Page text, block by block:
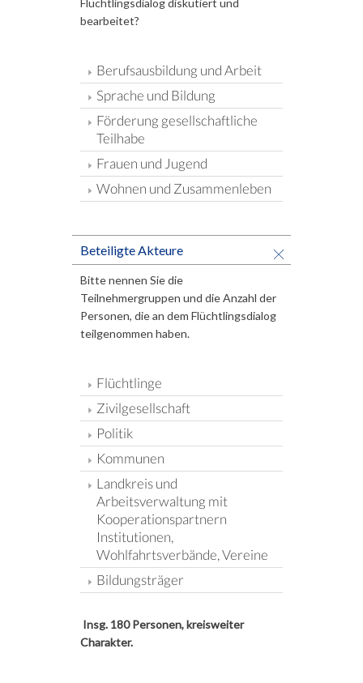
Flüchtlingsdialog diskutiert und
bearbeitet?
Berufsausbildung und Arbeit
Sprache und Bildung
Förderung gesellschaftliche
Teilhabe
Frauen und Jugend
Wohnen und Zusammenleben
Beteiligte Akteure
Bitte nennen Sie die
Teilnehmergruppen und die Anzahl der
Personen, die an dem Flüchtlingsdialog
teilgenommen haben.
Flüchtlinge
Zivilgesellschaft
Politik
Kommunen
Landkreis und
Arbeitsverwaltung mit
Kooperationspartnern
Institutionen,
Wohlfahrtsverbände, Vereine
Bildungsträger
Insg. 180 Personen, kreisweiter
Charakter.